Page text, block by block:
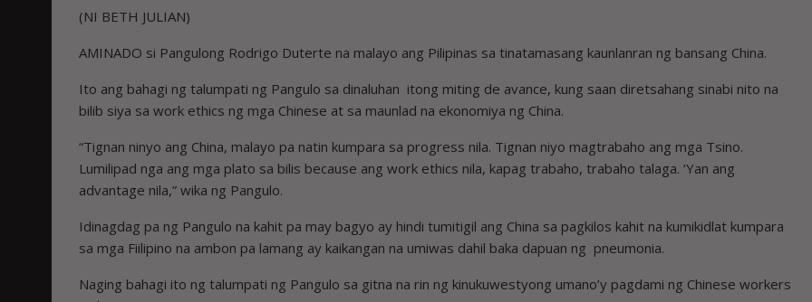
(NI BETH JULIAN)
AMINADO si Pangulong Rodrigo Duterte na malayo ang Pilipinas sa tinatamasang kaunlanran ng bansang China.
Ito ang bahagi ng talumpati ng Pangulo sa dinaluhan itong miting de avance, kung saan diretsahang sinabi nito na
bilib siya sa work ethics ng mga Chinese at sa maunlad na ekonomiya ng China.
“Tignan ninyo ang China, malayo pa natin kumpara sa progress nila. Tignan niyo magtrabaho ang mga Tsino.
Lumilipad nga ang mga plato sa bilis because ang work ethics nila, kapag trabaho, trabaho talaga. ‘Yan ang
advantage nila,” wika ng Pangulo.
Idinagdag pa ng Pangulo na kahit pa may bagyo ay hindi tumitigil ang China sa pagkilos kahit na kumikidlat kumpara
sa mga Fiilipino na ambon pa lamang ay kaikangan na umiwas dahil baka dapuan ng pneumonia.
Naging bahagi ito ng talumpati ng Pangulo sa gitna na rin ng kinukuwestyong umano’y pagdami ng Chinese workers